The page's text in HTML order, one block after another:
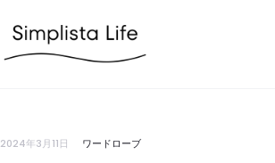
2024年3月11日 ワードローブ